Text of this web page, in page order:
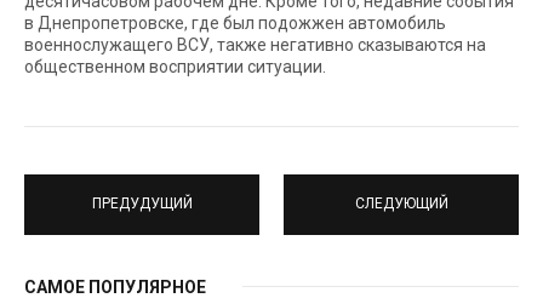
в Днепропетровске, где был подожжен автомобиль
военнослужащего ВСУ, также негативно сказываются на
общественном восприятии ситуации.
ПРЕДУДУЩИЙ СЛЕДУЮЩИЙ
САМОЕ ПОПУЛЯРНОЕ